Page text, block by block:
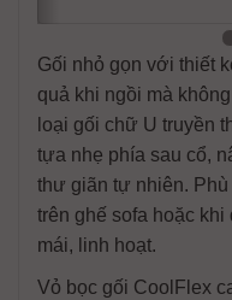
Gối nhỏ gọn với thiết
quả khi ngồi mà
loại gối chữ U truyền
tựa nhẹ phía sau cổ,
thư giãn tự nhiên.
trên ghế sofa hoặc
mái, linh hoạt.
Vỏ bọc gối CoolFlex